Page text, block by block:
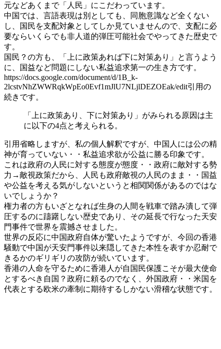
元などあくまで「人民」にこだわっています。
中国では、言語表現は別としても、同胞意識など全くない
し、国民を支配対象としてしか見ていませんので、支配に必
要ならいくらでも非人道的弾圧可能社会でやってきた歴史で
す。
国民？の方も、「上に政策あれば下に対策あり」と言うよう
に、国益など問題にしない私益追求第一の生き方です。
https://docs.google.com/document/d/1B_k-
2lcstvNhZWWRqkWpEo0Evf1mJlU7NLjlDEZOEak/edit引用の
続きです。
「上に政策あり、下に対策あり」がみられる原因は主
に以下の4点と考えられる。
引用省略しますが、私の個人解釈ですが、中国人には公の精
神が育っていない・・私益追求欲が公益に勝る印象です。
これは政府の人民に対する態度が態度・・政府に敵対する勢
力→敵視政策だから、人民も政府敵視の人民のまま・・国益
や公益を考える気がしないというと相関関係があるのではな
いでしょうか？
権力者の方もいざとなれば生身の人間を戦車で踏み潰して弾
圧するのに躊躇しない歴史であり、その延長で行なった天安
門事件で世界を震撼させました。
世界の反応に中国政府自体が驚いたようですが、今回の香港
騒動で中国が天安門事件以来隠してきた本性を表すか忍耐で
きるかのギリギリの攻防が続いています。
香港の人命を守るために香港人が自国民保護こそが最大使命
とするべき自国？政府に頼るのでなく、外国政府・・米国を
代表とする欧米の牽制に期待するしかない滑稽な状態です。